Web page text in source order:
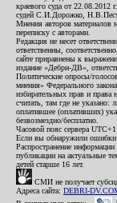
краевого суда от
судей С.И.Дорожко,
Мнения авторов материалов
переписку с авторами.
Редакция не несет
ответственны,
сайте приравнены к
издание «Дебри-ДВ»,
Политические опросы/
мнения» Федерального
избирательных прав и права
считать, там где не указано:
оплатившее (оплативших)
безвозмездно/бесплатно.
Часовой пояс сервера
Если вы обнаружили ошибки
Распространение
публикации на актуальные
детей старше 16 лет.
СМИ не получает
Адреса сайта: DEBRI-